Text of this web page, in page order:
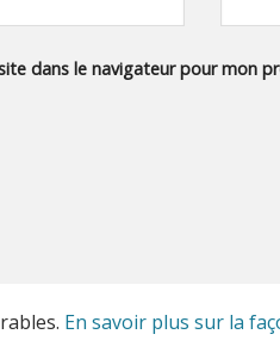
dans le navigateur pour mon
En savoir plus sur la